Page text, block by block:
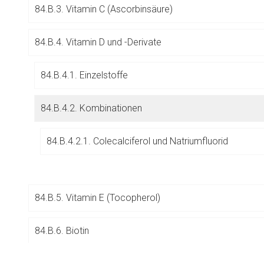
84.B.3. Vitamin C (Ascorbinsäure)
84.B.4. Vitamin D und -Derivate
84.B.4.1. Einzelstoffe
84.B.4.2. Kombinationen
84.B.4.2.1. Colecalciferol und Natriumfluorid
84.B.5. Vitamin E (Tocopherol)
84.B.6. Biotin
Betreiber